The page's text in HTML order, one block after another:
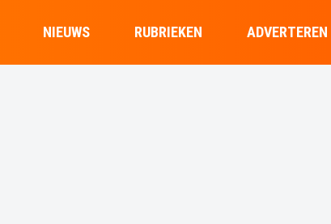
NIEUWS RUBRIEKEN ADVERTEREN